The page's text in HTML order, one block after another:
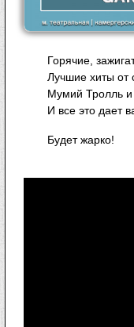
Горячие,
Лучшие хиты от
Мумий Тролль и
И все это дает
Будет жарко!